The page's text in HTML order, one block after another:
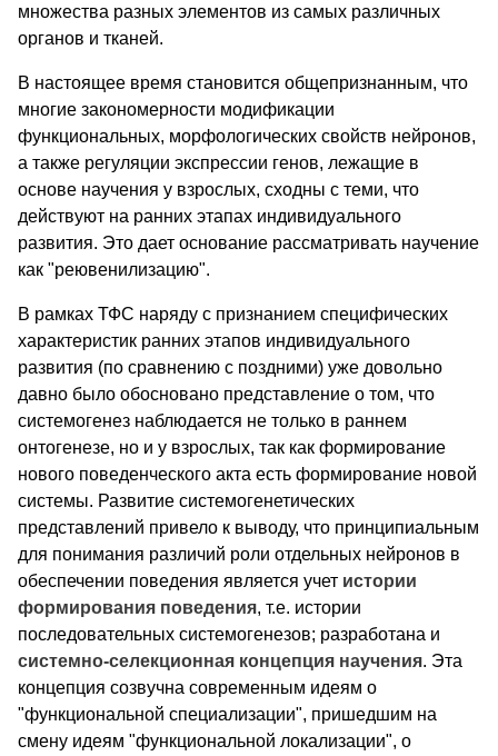
множества разных элементов из самых различных
органов и тканей.
В настоящее время становится общепризнанным, что
многие закономерности модификации
функциональных, морфологических свойств нейронов,
а также регуляции экспрессии генов, лежащие в
основе научения у взрослых, сходны с теми, что
действуют на ранних этапах индивидуального
развития. Это дает основание рассматривать научение
как "реювенилизацию".
В рамках ТФС наряду с признанием специфических
характеристик ранних этапов индивидуального
развития (по сравнению с поздними) уже довольно
давно было обосновано представление о том, что
системогенез наблюдается не только в раннем
онтогенезе, но и у взрослых, так как формирование
нового поведенческого акта есть формирование новой
системы. Развитие системогенетических
представлений привело к выводу, что принципиальным
для понимания различий роли отдельных нейронов в
обеспечении поведения является учет истории
формирования поведения, т.е. истории
последовательных системогенезов; разработана и
системно-селекционная концепция научения. Эта
концепция созвучна современным идеям о
"функциональной специализации", пришедшим на
смену идеям "функциональной локализации", о